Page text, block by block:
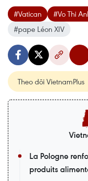
#Vatican #Vo Thi
#pape Léon XIV
Theo dõi VietnamPlus
La Pologne
produits